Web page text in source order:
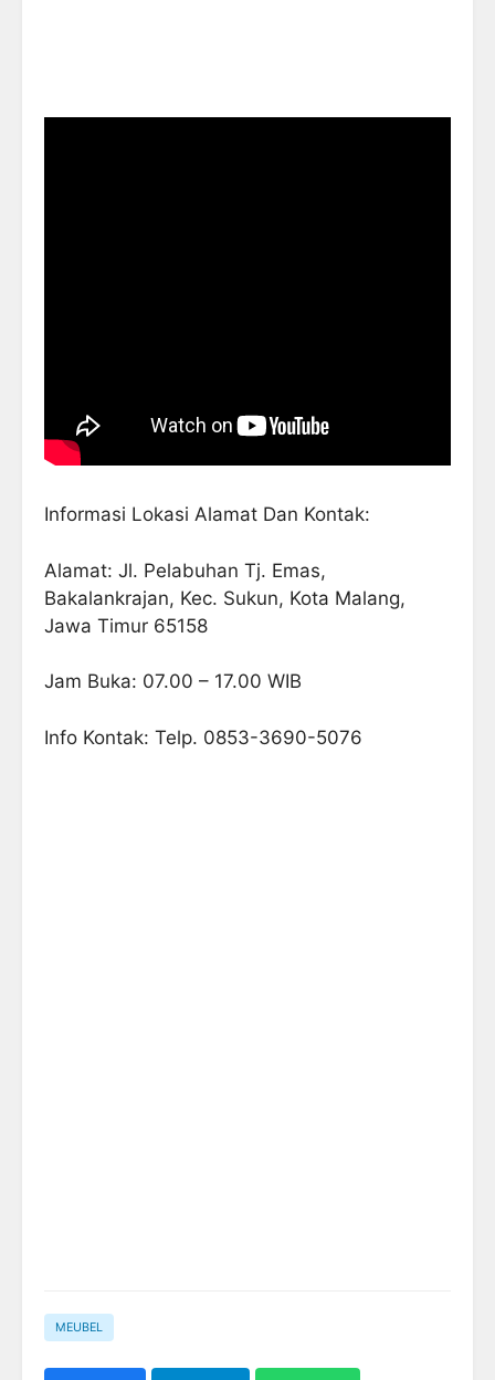
Informasi Lokasi Alamat Dan Kontak:
Alamat: Jl. Pelabuhan Tj. Emas,
Bakalankrajan, Kec. Sukun, Kota Malang,
Jawa Timur 65158
Jam Buka: 07.00 – 17.00 WIB
Info Kontak: Telp. 0853-3690-5076
MEUBEL